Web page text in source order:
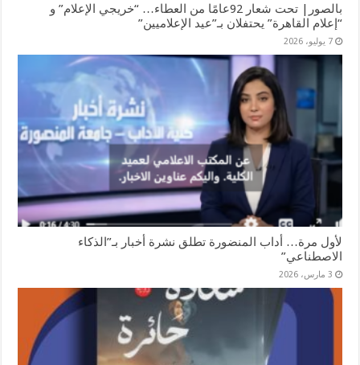
بالصور| تحت شعار 92عامًا من العطاء… “خريجي الإعلام” و
“إعلام القاهرة” يحتفلان بـ”عيد الإعلاميين”
7 يوليو، 2026
لأول مرة… أداب المنضورة تطلق نشرة أخبار بـ”الذكاء
الاصطناعي”
3 مارس، 2026